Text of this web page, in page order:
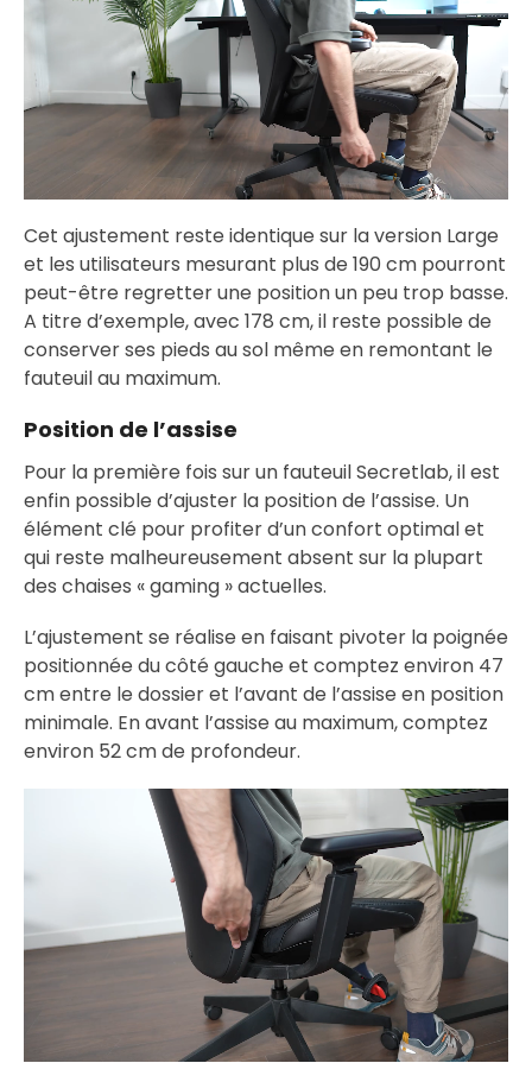
Cet ajustement reste identique sur la version Large
et les utilisateurs mesurant plus de 190 cm pourront
peut-être regretter une position un peu trop basse.
A titre d’exemple, avec 178 cm, il reste possible de
conserver ses pieds au sol même en remontant le
fauteuil au maximum.
Position de l’assise
Pour la première fois sur un fauteuil Secretlab, il est
enfin possible d’ajuster la position de l’assise. Un
élément clé pour profiter d’un confort optimal et
qui reste malheureusement absent sur la plupart
des chaises « gaming » actuelles.
L’ajustement se réalise en faisant pivoter la poignée
positionnée du côté gauche et comptez environ 47
cm entre le dossier et l’avant de l’assise en position
minimale. En avant l’assise au maximum, comptez
environ 52 cm de profondeur.